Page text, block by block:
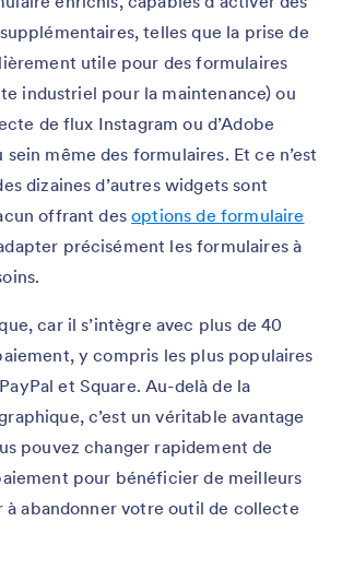
telles que la prise de
utile pour des formulaires
industriel pour la maintenance) ou
de flux Instagram ou d’Adobe
même des formulaires. Et ce n’est
dizaines d’autres widgets sont
offrant desoptions de formulaire
précisément les formulaires à
car il s’intègre avec plus de 40
y compris les plus populaires
et Square. Au-delà de la
c’est un véritable avantage
pouvez changer rapidement de
pour bénéficier de meilleurs
à abandonner votre outil de collecte